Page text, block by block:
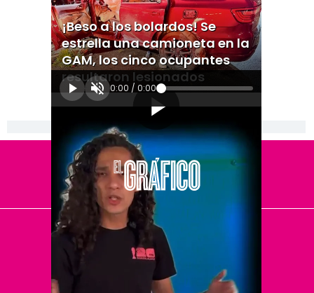
¡Beso a los bolardos! Se
estrella una camioneta en la
GAM, los cinco ocupantes
resultaron lesionados
0:00 / 0:00
[Publicidad]
El Universal
Vive USA